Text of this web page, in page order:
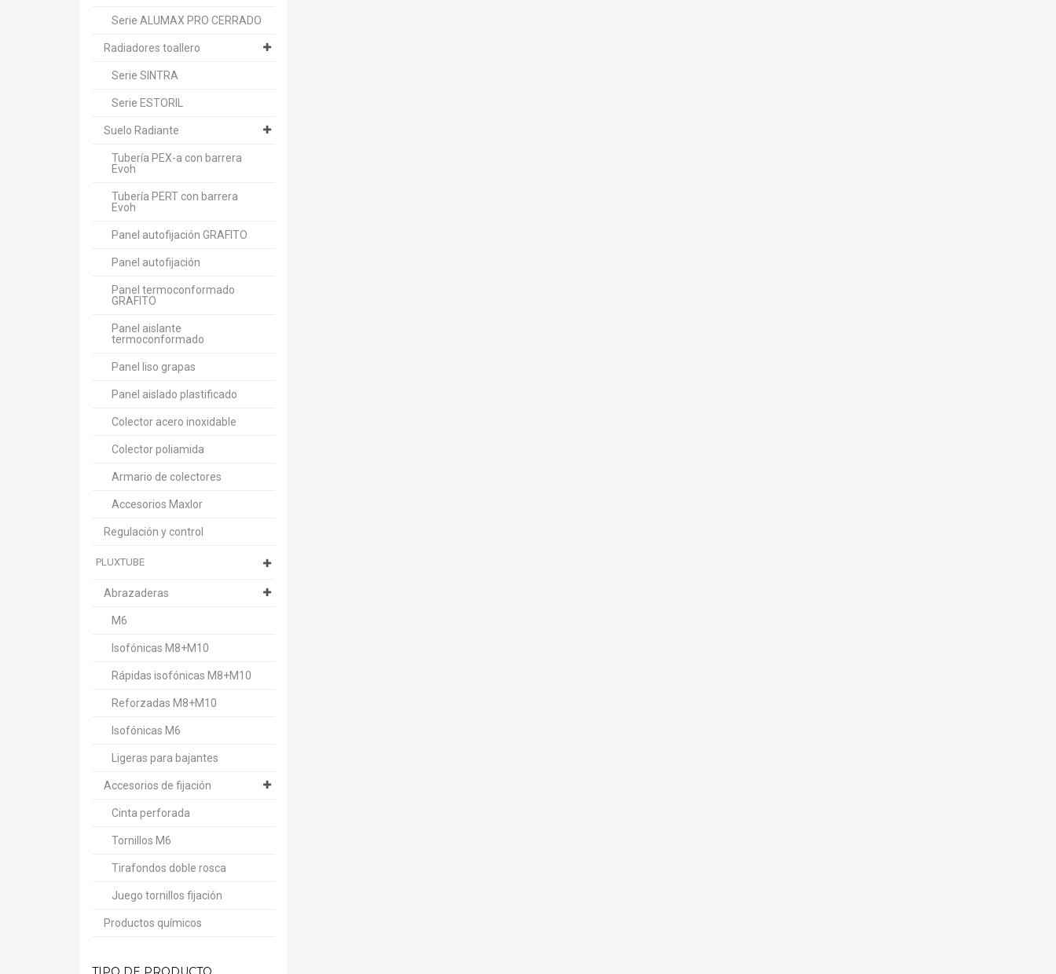
Serie ALUMAX PRO CERRADO
Radiadores toallero
Serie SINTRA
Serie ESTORIL
Suelo Radiante
Tubería PEX-a con barrera
Evoh
Tubería PERT con barrera
Evoh
Panel autofijación GRAFITO
Panel autofijación
Panel termoconformado
GRAFITO
Panel aislante
termoconformado
Panel liso grapas
Panel aislado plastificado
Colector acero inoxidable
Colector poliamida
Armario de colectores
Accesorios Maxlor
Regulación y control
PLUXTUBE
Abrazaderas
M6
Isofónicas M8+M10
Rápidas isofónicas M8+M10
Reforzadas M8+M10
Isofónicas M6
Ligeras para bajantes
Accesorios de fijación
Cinta perforada
Tornillos M6
Tirafondos doble rosca
Juego tornillos fijación
Productos químicos